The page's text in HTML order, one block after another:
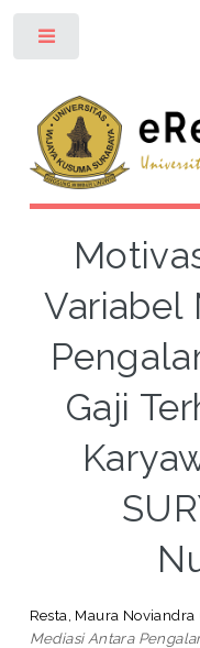
Variabel
Gaji
Resta, Maura Noviandra
Mediasi Antara